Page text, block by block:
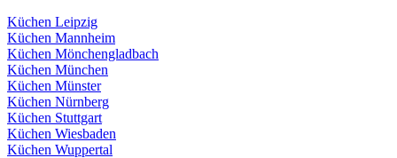
Küchen Leipzig
Küchen Mannheim
Küchen Mönchengladbach
Küchen München
Küchen Münster
Küchen Nürnberg
Küchen Stuttgart
Küchen Wiesbaden
Küchen Wuppertal